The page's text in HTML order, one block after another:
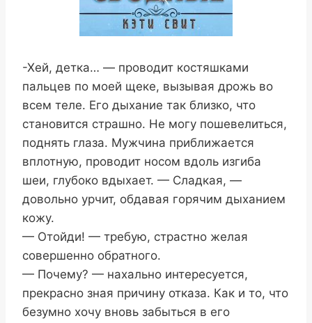
-Хей, детка… — проводит костяшками
пальцев по моей щеке, вызывая дрожь во
всем теле. Его дыхание так близко, что
становится страшно. Не могу пошевелиться,
поднять глаза. Мужчина приближается
вплотную, проводит носом вдоль изгиба
шеи, глубоко вдыхает. — Сладкая, —
довольно урчит, обдавая горячим дыханием
кожу.
— Отойди! — требую, страстно желая
совершенно обратного.
— Почему? — нахально интересуется,
прекрасно зная причину отказа. Как и то, что
безумно хочу вновь забыться в его